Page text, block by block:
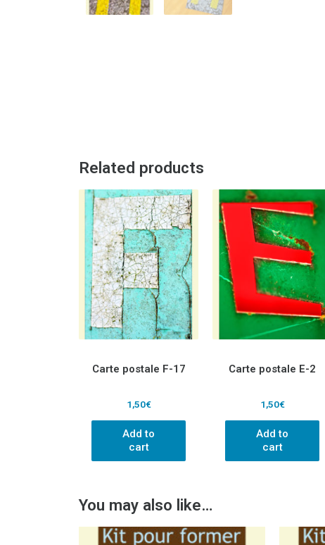
Related products
Carte postale F-17
1,50€
Add to
cart
Carte postale E-2
1,50€
Add to
cart
You may also like…